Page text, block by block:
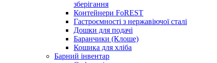
зберігання
Контейнери FoREST
Гастроємності з нержавіючої сталі
Дошки для подачі
Баранчики (Клоше)
Кошика для хліба
Барний інвентар